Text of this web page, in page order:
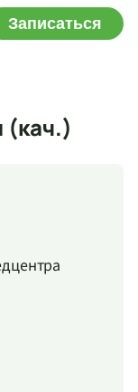
Записаться
(кач.)